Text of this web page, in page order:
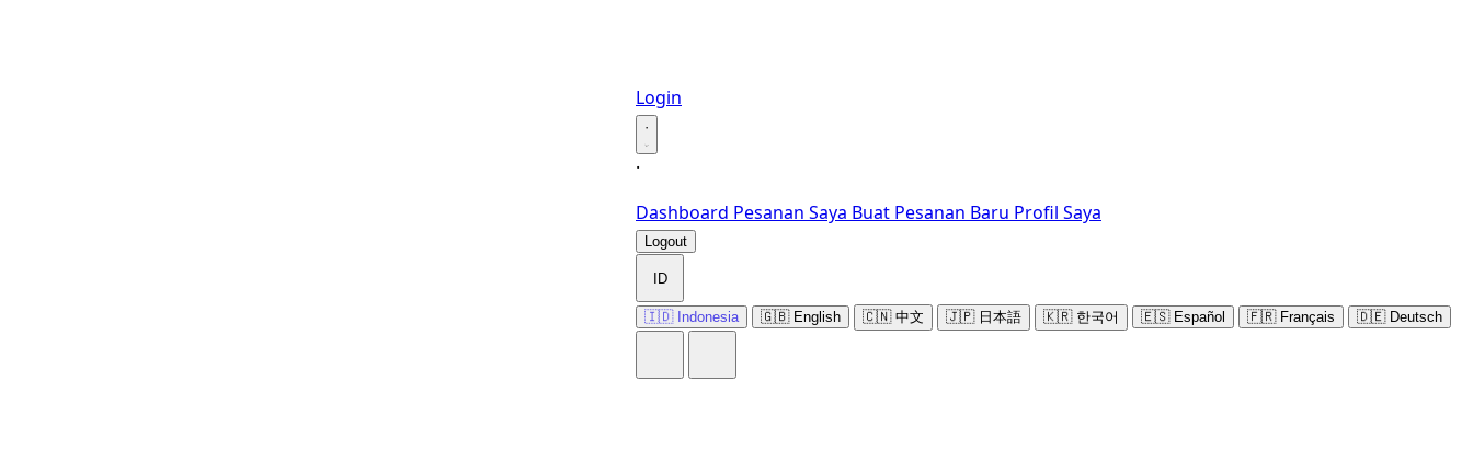
Login
·
·
Dashboard Pesanan Saya Buat Pesanan Baru Profil Saya
Logout
ID
🇮🇩 Indonesia 🇬🇧 English 🇨🇳 中文 🇯🇵 日本語 🇰🇷 한국어 🇪🇸 Español 🇫🇷 Français 🇩🇪 Deutsch